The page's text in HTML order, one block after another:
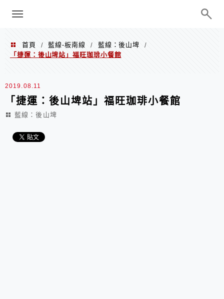
巧、世界走透透
menu
首頁 / 藍線-板南線 / 藍線：後山埤
/
「捷運：後山埤站」福旺珈琲小餐館
2019.08.11
「捷運：後山埤站」福旺珈琲小餐館
藍線：後山埤